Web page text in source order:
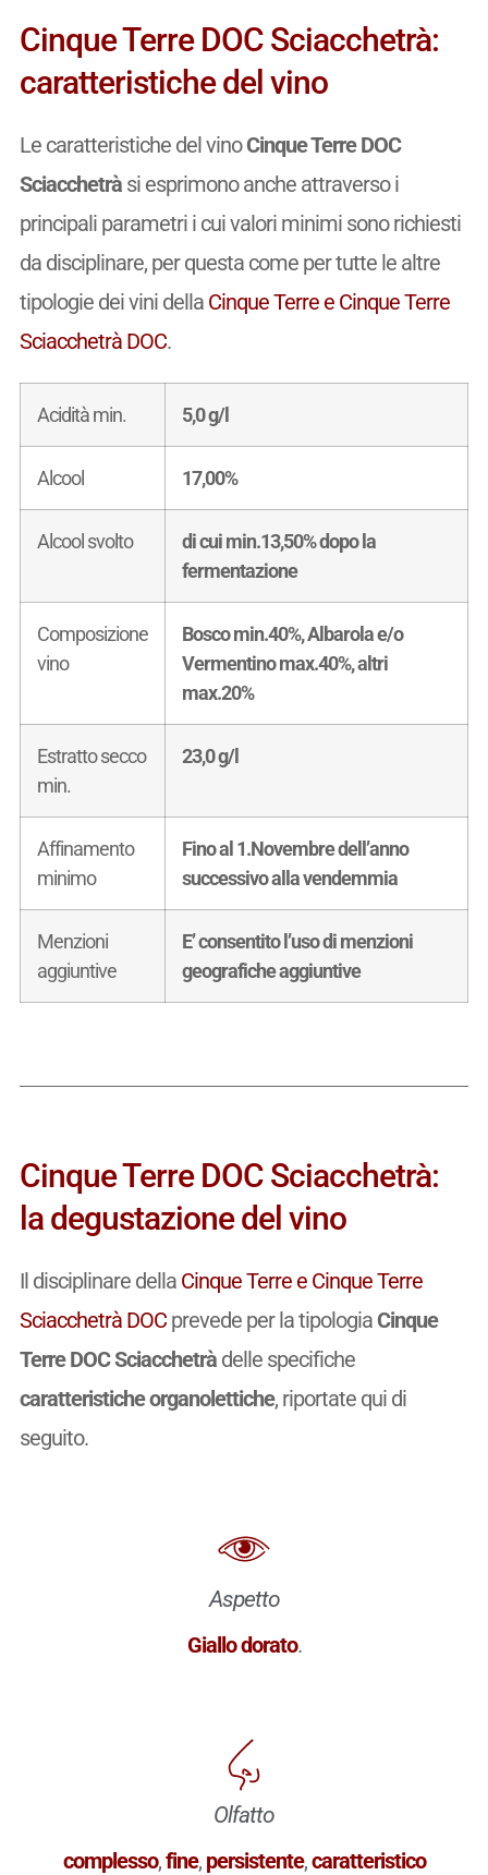
Cinque Terre DOC Sciacchetrà:
caratteristiche del vino
Le caratteristiche del vinoCinque Terre DOC
Sciacchetràsi esprimono anche attraverso i
principali parametri i cui valori minimi sono richiesti
da disciplinare, per questa come per tutte le altre
tipologie dei vini della Cinque Terre e Cinque Terre
Sciacchetrà DOC.
Acidità min. 5,0 g/l
Alcool 17,00%
Alcool svolto
di cui min.13,50% dopo la
fermentazione
Composizione
vino
Bosco min.40%, Albarola e/o
Vermentino max.40%, altri
max.20%
Estratto secco
min.
23,0 g/l
Affinamento
minimo
Fino al 1.Novembre dell’anno
successivo alla vendemmia
Menzioni
aggiuntive
E’ consentito l’uso di menzioni
geografiche aggiuntive
Cinque Terre DOC Sciacchetrà:
la degustazione del vino
Il disciplinare della Cinque Terre e Cinque Terre
Sciacchetrà DOCprevede per la tipologia Cinque
Terre DOC Sciacchetràdelle specifiche
caratteristiche organolettiche, riportate qui di
seguito.
Aspetto
Giallo dorato.
Olfatto
complesso,fine, persistente,caratteristico